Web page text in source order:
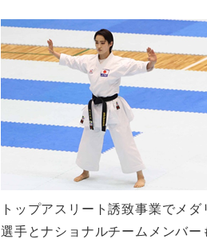
トップアスリート誘致事業でメダ
選手とナショナルチームメンバー